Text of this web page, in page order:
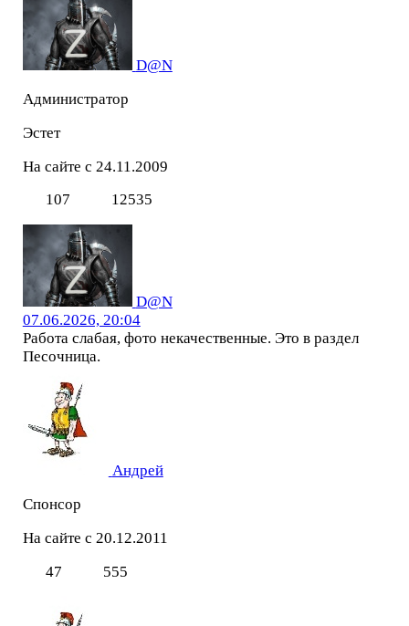
D@N
Администратор
Эстет
На сайте с 24.11.2009
107
12535
D@N
07.06.2026, 20:04
Работа слабая, фото некачественные. Это в раздел
Песочница.
Андрей
Спонсор
На сайте с 20.12.2011
47
555